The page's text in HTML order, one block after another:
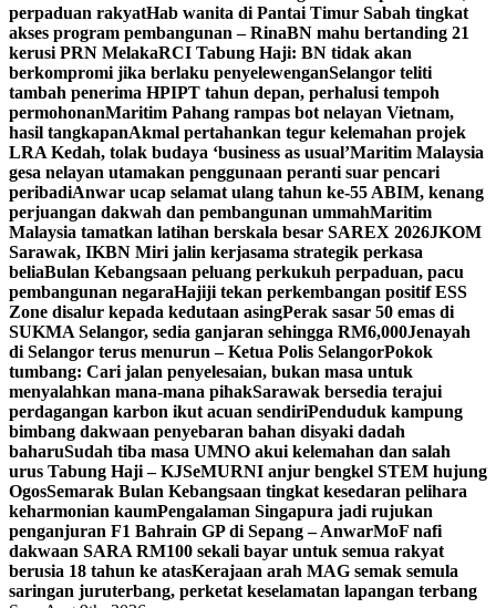
perpaduan rakyatHab wanita di Pantai Timur Sabah tingkat
akses program pembangunan – RinaBN mahu bertanding 21
kerusi PRN MelakaRCI Tabung Haji: BN tidak akan
berkompromi jika berlaku penyelewenganSelangor teliti
tambah penerima HPIPT tahun depan, perhalusi tempoh
permohonanMaritim Pahang rampas bot nelayan Vietnam,
hasil tangkapanAkmal pertahankan tegur kelemahan projek
LRA Kedah, tolak budaya ‘business as usual’Maritim Malaysia
gesa nelayan utamakan penggunaan peranti suar pencari
peribadiAnwar ucap selamat ulang tahun ke-55 ABIM, kenang
perjuangan dakwah dan pembangunan ummahMaritim
Malaysia tamatkan latihan berskala besar SAREX 2026JKOM
Sarawak, IKBN Miri jalin kerjasama strategik perkasa
beliaBulan Kebangsaan peluang perkukuh perpaduan, pacu
pembangunan negaraHajiji tekan perkembangan positif ESS
Zone disalur kepada kedutaan asingPerak sasar 50 emas di
SUKMA Selangor, sedia ganjaran sehingga RM6,000Jenayah
di Selangor terus menurun – Ketua Polis SelangorPokok
tumbang: Cari jalan penyelesaian, bukan masa untuk
menyalahkan mana-mana pihakSarawak bersedia terajui
perdagangan karbon ikut acuan sendiriPenduduk kampung
bimbang dakwaan penyebaran bahan disyaki dadah
baharuSudah tiba masa UMNO akui kelemahan dan salah
urus Tabung Haji – KJSeMURNI anjur bengkel STEM hujung
OgosSemarak Bulan Kebangsaan tingkat kesedaran pelihara
keharmonian kaumPengalaman Singapura jadi rujukan
penganjuran F1 Bahrain GP di Sepang – AnwarMoF nafi
dakwaan SARA RM100 sekali bayar untuk semua rakyat
berusia 18 tahun ke atasKerajaan arah MAG semak semula
saringan juruterbang, perketat keselamatan lapangan terbang